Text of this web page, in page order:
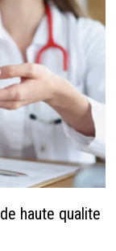
haute qualite